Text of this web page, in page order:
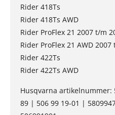
Rider 418Ts
Rider 418Ts AWD
Rider ProFlex 21 2007 t/m
Rider ProFlex 21 AWD 2007
Rider 422Ts
Rider 422Ts AWD
Husqvarna artikelnummer:
89 | 506 99 19-01 |